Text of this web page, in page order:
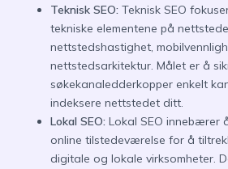
Teknisk SEO: Teknisk SEO
tekniske elementene på
nettstedshastighet,
nettstedsarkitektur. Målet er å
søkekanaledderkopper enkelt
indeksere nettstedet ditt.
Lokal SEO: Lokal SEO innebærer
online tilstedeværelse for å
digitale og lokale virksomheter.